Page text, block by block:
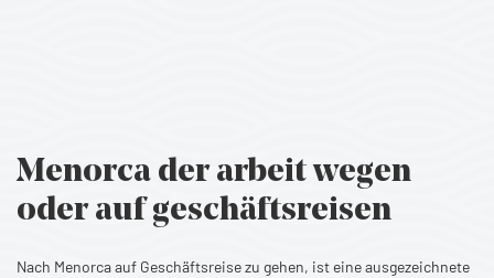
Menorca der arbeit wegen
oder auf geschäftsreisen
Nach Menorca auf Geschäftsreise zu gehen, ist eine ausgezeichnete